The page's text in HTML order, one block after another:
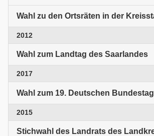
2012
Wahl zum Landtag des Saarlandes
2017
Wahl zum 19. Deutschen Bundestag
2015